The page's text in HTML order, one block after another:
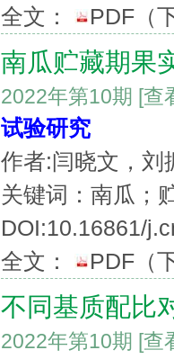
全文：
PDF （
南瓜贮藏期果
2022年第10期 [查
试验研究
作者:闫晓文，刘
关键词：南瓜；
DOI:10.16861/
全文：
PDF （
不同基质配比
2022年第10期 [查